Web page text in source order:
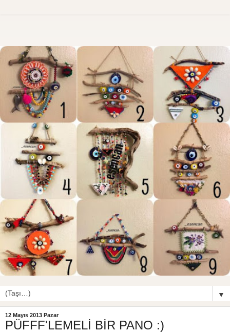
▼
12 Mayıs 2013 Pazar
PÜFFF'LEMELİ BİR PANO :)